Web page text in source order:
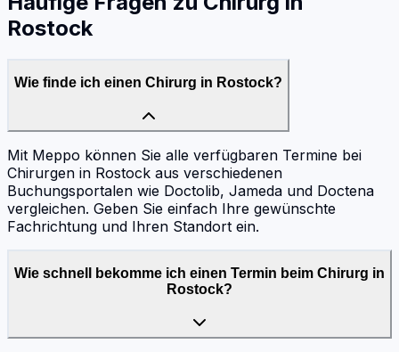
Rostock
Wie finde ich einen Chirurg in Rostock?
Mit Meppo können Sie alle verfügbaren Termine bei
Chirurgen in Rostock aus verschiedenen
Buchungsportalen wie Doctolib, Jameda und Doctena
vergleichen. Geben Sie einfach Ihre gewünschte
Fachrichtung und Ihren Standort ein.
Wie schnell bekomme ich einen Termin beim Chirurg in
Rostock?